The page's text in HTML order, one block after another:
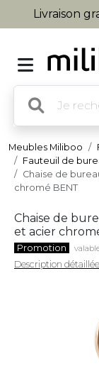
Livraison
Meubles Miliboo
Fauteuil de
Chaise de
chromé BENT
Chaise de
et acier
Promotion
Description détaillée